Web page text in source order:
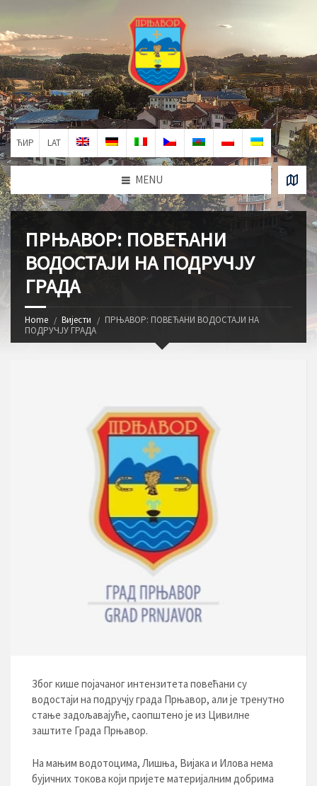
ЋИР LAT
MENU
ПРЊАВОР: ПОВЕЋАНИ
ВОДОСТАЈИ НА ПОДРУЧЈУ
ГРАДА
Home Вијести
ПРЊАВОР: ПОВЕЋАНИ ВОДОСТАЈИ НА
ПОДРУЧЈУ ГРАДА
Због кише појачаног интензитета повећани су
водостаји на подручју града Прњавор, али је тренутно
стање задољавајуће, саопштено је из Цивилне
заштите Града Прњавор.
На мањим водотоцима, Лишња, Вијака и Илова нема
бујичних токова који пријете материјалним добрима